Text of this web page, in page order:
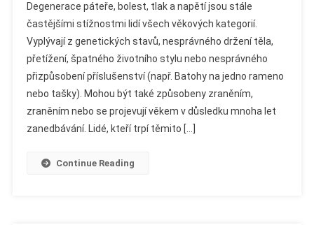
S
Názvem
Taneral
Pro
–
Názor
Na
Degenerace páteře, bolest, tlak a napětí jsou stále
častějšími stížnostmi lidí všech věkových kategorií.
Vyplývají z genetických stavů, nesprávného držení těla,
přetížení, špatného životního stylu nebo nesprávného
přizpůsobení příslušenství (např. Batohy na jedno rameno
nebo tašky). Mohou být také způsobeny zraněním,
zraněním nebo se projevují věkem v důsledku mnoha let
zanedbávání. Lidé, kteří trpí těmito […]
Continue Reading